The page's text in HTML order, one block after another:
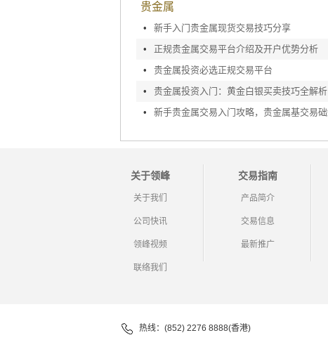
贵金属
•
新手入门贵金属现货交易技巧分享
•
正规贵金属交易平台介绍及开户优势分析
•
贵金属投资必选正规交易平台
•
贵金属投资入门：黄金白银买卖技巧全解析
•
关于领峰
关于我们
公司快讯
领峰视频
联络我们
交易指南
产品简介
交易信息
最新推广
热线：(852) 2276 8888(香港)